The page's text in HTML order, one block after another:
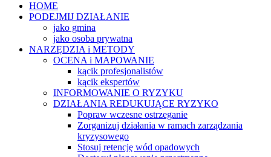
HOME
PODEJMIJ DZIAŁANIE
jako gmina
jako osoba prywatna
NARZĘDZIA i METODY
OCENA i MAPOWANIE
kącik profesjonalistów
kącik ekspertów
INFORMOWANIE O RYZYKU
DZIAŁANIA REDUKUJĄCE RYZYKO
Popraw wczesne ostrzeganie
Zorganizuj działania w ramach zarządzania
kryzysowego
Stosuj retencję wód opadowych